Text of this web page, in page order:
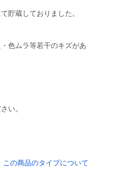
貯蔵しておりました。
色ムラ等若干のキズがあ
い。
この商品のタイプについて